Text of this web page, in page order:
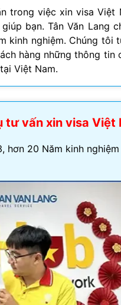
trong việc xin visa
giúp bạn. Tân Văn
kinh nghiệm. Chúng
hàng những thông
Việt Nam.
tư vấn xin visa
hơn 20 Năm kinh
Mình apply đi
tư vấn nhiệt
môn tốt